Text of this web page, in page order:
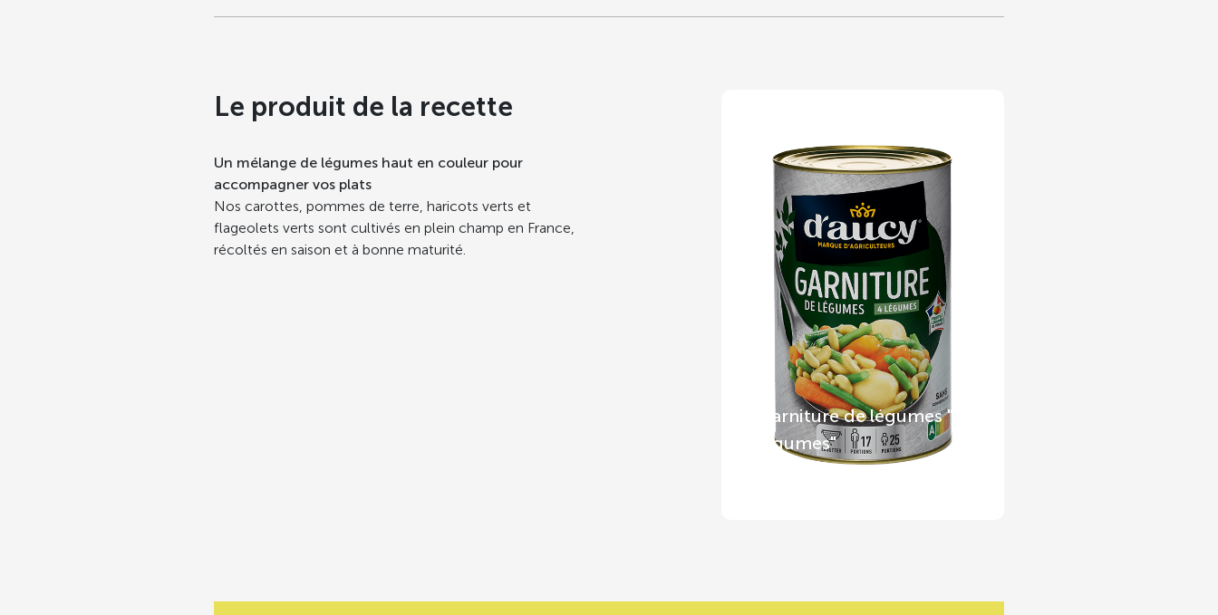
Le produit de la recette
Un mélange de légumes haut en couleur pour
accompagner vos plats
Nos carottes, pommes de terre, haricots verts et
flageolets verts sont cultivés en plein champ en France,
récoltés en saison et à bonne maturité.
Garniture de légumes "4
légumes"